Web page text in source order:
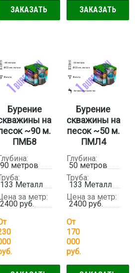
ЗАКАЗАТЬ ЗАКАЗАТЬ
Бурение
на
~90 м.
ПМБ8
90 метров
133 Металл
за метр:
2400 руб.
Бурение
скважины на
песок ~50 м.
ПМЛ4
Глубина:
50 метров
Труба:
133 Металл
Цена за метр:
2400 руб.
От
170
000
руб.